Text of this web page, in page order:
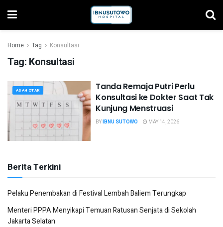
Home Tag Konsultasi
Tag: Konsultasi
ASAH OTAK
Tanda Remaja Putri Perlu
Konsultasi ke Dokter Saat Tak
Kunjung Menstruasi
BYIBNU SUTOWO MAY 14, 2026
Berita Terkini
Pelaku Penembakan di Festival Lembah Baliem Terungkap
Menteri PPPA Menyikapi Temuan Ratusan Senjata di Sekolah
Jakarta Selatan